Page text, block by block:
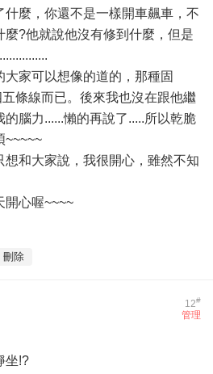
麼，你還不是一樣開車飆車，不
?他就說他沒有修到什麼，但是
大家可以想像的道的，那種固
條線而已。後來我也沒在跟他繼
腦力......懶的再說了.....所以乾脆
~~~~~
和大家說，我很開心，雖然不知
開心喔~~~~
刪除
12#
管理
坐!?